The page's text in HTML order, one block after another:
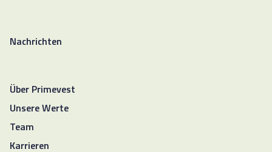
Nachrichten
Über Primevest
Unsere Werte
Team
Karrieren